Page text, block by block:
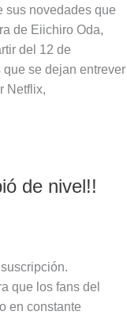
sus novedades que
de Eiichiro Oda,
del 12 de
se dejan entrever
Netflix,
de nivel!!
que los fans del
en constante